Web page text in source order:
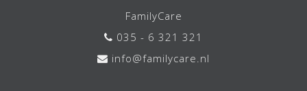
FamilyCare
035 - 6 321 321
info@familycare.nl